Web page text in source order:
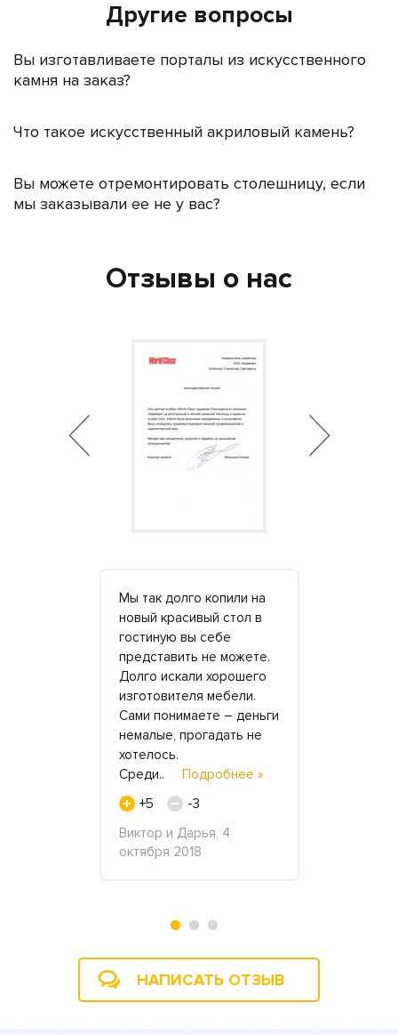
Другие вопросы
Вы изготавливаете порталы из искусственного
камня на заказ?
Что такое искусственный акриловый камень?
Вы можете отремонтировать столешницу, если
мы заказывали ее не у вас?
Отзывы о нас
Мы так долго копили на
новый красивый стол в
гостиную вы себе
представить не можете.
Долго искали хорошего
изготовителя мебели.
Сами понимаете – деньги
немалые, прогадать не
хотелось.
Среди.. Подробнее »
+5
-3
Виктор и Дарья, 4
октября 2018
НАПИСАТЬ ОТЗЫВ